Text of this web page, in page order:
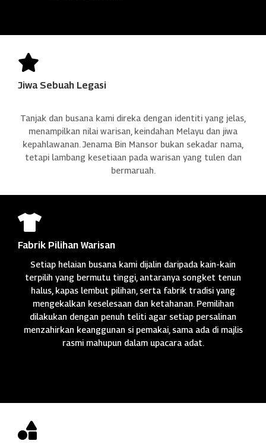

Jiwa Sebuah Legasi
Tanjak dan busana kami direka dengan identiti yang jelas,
menampilkan nilai warisan, keindahan Melayu dan jiwa
kepahlawanan. Jenama Bin Mansor bukan sekadar nama,
tetapi lambang kesetiaan pada warisan yang tulen dan
bermaruah.

Fabrik Pilihan Warisan
Setiap helaian busana kami dijalin daripada kain-kain
terpilih yang bermutu tinggi, antaranya songket tenun
halus, kapas lembut pilihan, serta fabrik tradisi yang
mengekalkan keselesaan dan ketahanan. Pemilihan
dilakukan dengan penuh teliti agar setiap persalinan
menzahirkan keanggunan si pemakai, sama ada di majlis
rasmi mahupun dalam upacara adat.
